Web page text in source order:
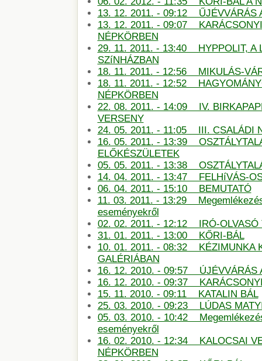
13. 12. 2011. - 09:12 ŰJÉVVÁRÁS
13. 12. 2011. - 09:07
NÉPKÖRBEN
29. 11. 2011. - 13:40 HYPPOLIT, A
SZíNHÁZBAN
18. 11. 2011. - 12:56 MIKULÁS-
18. 11. 2011. - 12:52
NÉPKÖRBEN
22. 08. 2011. - 14:09 IV.
VERSENY
24. 05. 2011. - 11:05 III. CSALÁDI
16. 05. 2011. - 13:39
ELŐKÉSZÜLETEK
05. 05. 2011. - 13:38
14. 04. 2011. - 13:47 FELHíVÁS-
06. 04. 2011. - 15:10 BEMUTATÓ
11. 03. 2011. - 13:29
eseményekről
02. 02. 2011. - 12:12 IRÓ-OLVASÓ
31. 01. 2011. - 13:00 KŐRI-BÁL
10. 01. 2011. - 08:32 KÉZIMUNKA
GALÉRIÁBAN
16. 12. 2010. - 09:57 ÚJÉVVÁRÁS
16. 12. 2010. - 09:37
15. 11. 2010. - 09:11 KATALIN BÁL
25. 03. 2010. - 09:23 LÚDAS
05. 03. 2010. - 10:42
eseményekről
16. 02. 2010. - 12:34 KALOCSAI
NÉPKÖRBEN